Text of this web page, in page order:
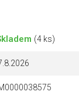
(4 ks)